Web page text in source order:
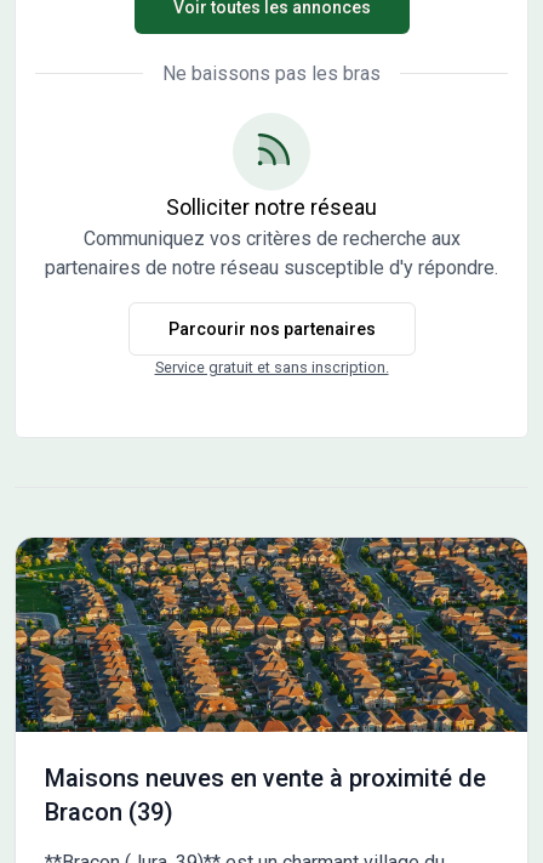
Voir toutes les annonces
Ne baissons pas les bras
Solliciter notre réseau
Communiquez vos critères de recherche aux
partenaires de notre réseau susceptible d'y répondre.
Parcourir nos partenaires
Service gratuit et sans inscription.
Maisons neuves en vente à proximité de
Bracon (39)